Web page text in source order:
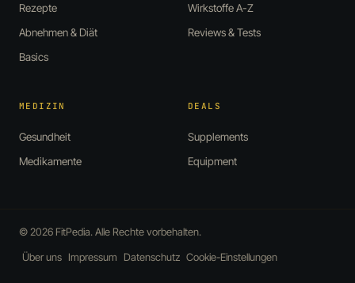
Rezepte
Abnehmen & Diät
Basics
Wirkstoffe A-Z
Reviews & Tests
MEDIZIN
Gesundheit
Medikamente
DEALS
Supplements
Equipment
© 2026 FitPedia. Alle Rechte vorbehalten.
Über uns Impressum Datenschutz Cookie-Einstellungen